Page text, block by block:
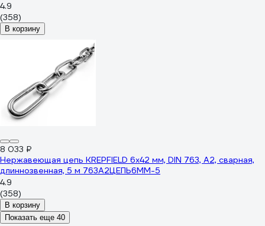
4.9
(358)
В корзину
8 033 ₽
Нержавеющая цепь KREPFIELD 6x42 мм, DIN 763, А2, сварная,
длиннозвенная, 5 м 763А2ЦЕПЬ6ММ-5
4.9
(358)
В корзину
Показать еще 40